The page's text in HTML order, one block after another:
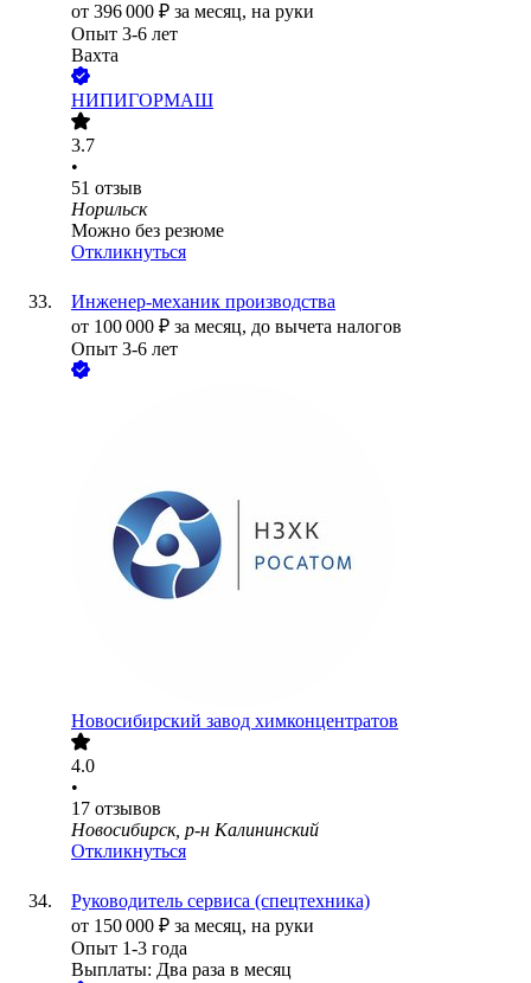
от 396 000 ₽ за месяц, на руки
Опыт 3-6 лет
Вахта
НИПИГОРМАШ
3.7
•
51 отзыв
Норильск
Можно без резюме
Откликнуться
Инженер-механик производства
от 100 000 ₽ за месяц, до вычета налогов
Опыт 3-6 лет
Новосибирский завод химконцентратов
4.0
•
17 отзывов
Новосибирск, р-н Калининский
Откликнуться
Руководитель сервиса (спецтехника)
от 150 000 ₽ за месяц, на руки
Опыт 1-3 года
Выплаты: Два раза в месяц